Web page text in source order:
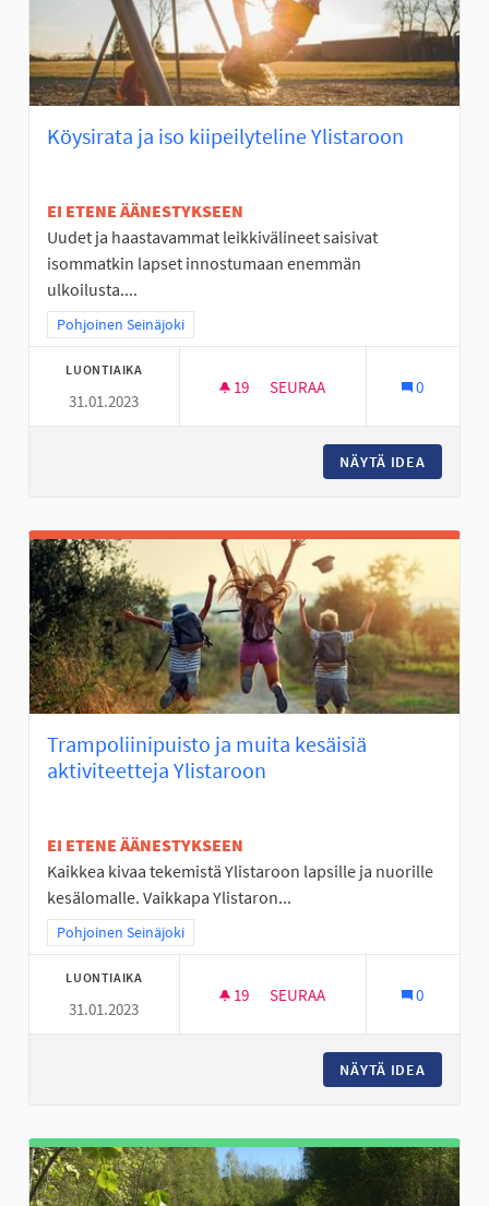
Köysirata ja iso kiipeilyteline Ylistaroon
EI ETENE ÄÄNESTYKSEEN
Uudet ja haastavammat leikkivälineet saisivat
isommatkin lapset innostumaan enemmän
ulkoilusta....
Rajaa tulokset teeman mukaan: Pohjoinen Seinäjoki
Pohjoinen Seinäjoki
LUONTIAIKA
31.01.2023
19 19 SEURAAJAA
SEURAA 0
NÄYTÄ IDEA
Trampoliinipuisto ja muita kesäisiä
aktiviteetteja Ylistaroon
EI ETENE ÄÄNESTYKSEEN
Kaikkea kivaa tekemistä Ylistaroon lapsille ja nuorille
kesälomalle. Vaikkapa Ylistaron...
Rajaa tulokset teeman mukaan: Pohjoinen Seinäjoki
Pohjoinen Seinäjoki
LUONTIAIKA
31.01.2023
19 19 SEURAAJAA
SEURAA 0
NÄYTÄ IDEA